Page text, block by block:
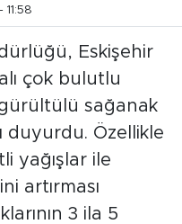
Eskişehir
çok bulutlu
gürültülü sağanak
duyurdu. Özellikle
yağışlar ile
artırması
3 ila 5